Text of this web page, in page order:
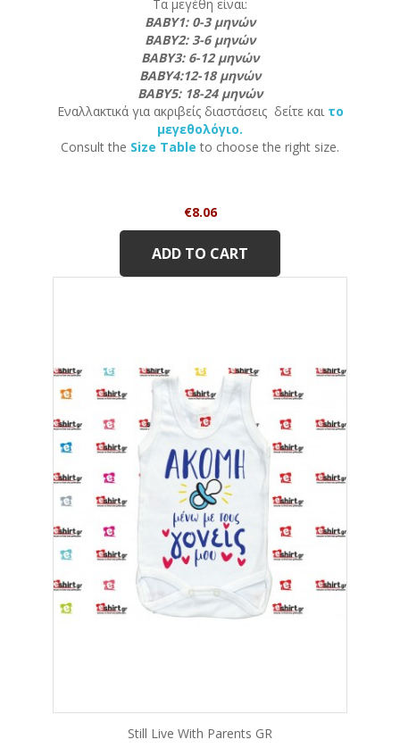
Τα μεγέθη είναι:
ΒΑΒΥ1: 0-3 μηνών
ΒΑΒΥ2: 3-6 μηνών
ΒΑΒΥ3: 6-12 μηνών
ΒΑΒΥ4:12-18 μηνών
ΒΑΒΥ5: 18-24 μηνών
Εναλλακτικά για ακριβείς διαστάσεις δείτε και το
μεγεθολόγιο.
Consult the Size Table to choose the right size.
Price
€8.06
ADD TO CART
Still Live With Parents GR